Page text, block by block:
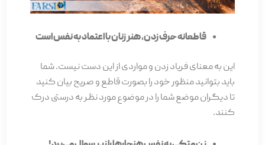
قاطعانه حرف زدن، هنر زنان با اعتماد به نفس است
این به معنای فریاد زدن و مواردی از این دست نیست. شما
باید بتوانید منظور خود را بصورت قاطع و صریح بیان کنید
تا دیگران موضع شما را در موضوع مورد نظر به درستی درک
کنند.